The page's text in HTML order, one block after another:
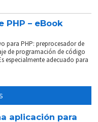
PHP – eBook
para PHP: preprocesador de
de programación de código
especialmente adecuado para
aplicación para